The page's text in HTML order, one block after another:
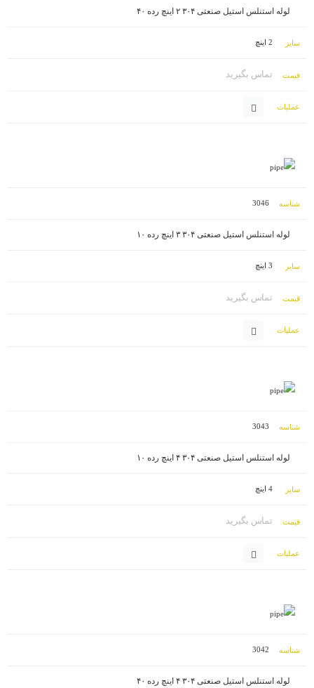
لوله استنلس استیل صنعتی ۳۰۴ ۲ اینچ رده ۴۰
2 اینچ
تماس بگیرید
3046
لوله استنلس استیل صنعتی ۳۰۴ ۳ اینچ رده ۱۰
3 اینچ
تماس بگیرید
3043
لوله استنلس استیل صنعتی ۳۰۴ ۴ اینچ رده ۱۰
4 اینچ
تماس بگیرید
3042
لوله استنلس استیل صنعتی ۳۰۴ ۴ اینچ رده ۴۰